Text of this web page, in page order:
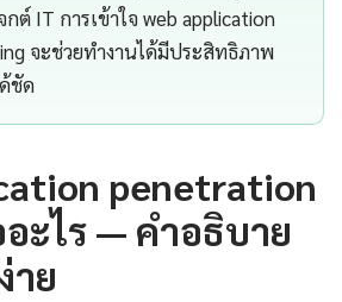
ต์ IT การเข้าใจ web application
จะช่วยทำงานได้มีประสิทธิภาพ
ชัด
penetration
ะไร — คำอธิบาย
าย